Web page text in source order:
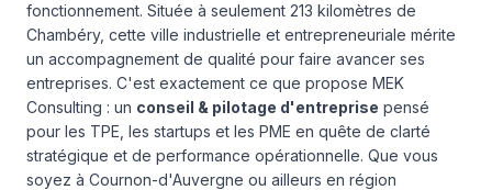
fonctionnement. Située à seulement 213 kilomètres de
Chambéry, cette ville industrielle et entrepreneuriale mérite
un accompagnement de qualité pour faire avancer ses
entreprises. C'est exactement ce que propose MEK
Consulting : un conseil & pilotage d'entreprise pensé
pour les TPE, les startups et les PME en quête de clarté
stratégique et de performance opérationnelle. Que vous
soyez à Cournon-d'Auvergne ou ailleurs en région